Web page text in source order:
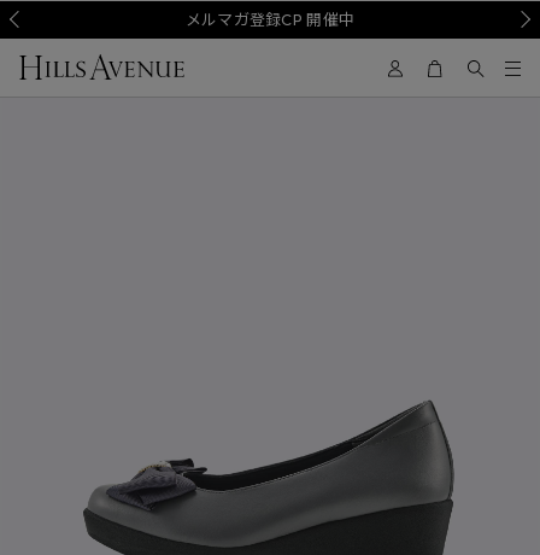
メルマガ登録CP 開催中